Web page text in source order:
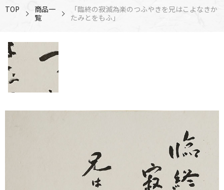
TOP
商品一
覧
「臨終の寂滅為楽のつふやきを兄はこよなきか
たみとをもふ」